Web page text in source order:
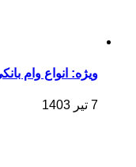
ویژه: انواع وام بانکی (۳۴
7 تیر 1403